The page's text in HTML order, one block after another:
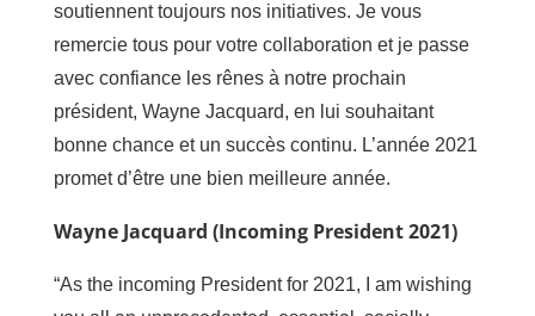
soutiennent toujours nos initiatives. Je vous
remercie tous pour votre collaboration et je passe
avec confiance les rênes à notre prochain
président, Wayne Jacquard, en lui souhaitant
bonne chance et un succès continu. L’année 2021
promet d’être une bien meilleure année.
Wayne Jacquard (Incoming President 2021)
“As the incoming President for 2021, I am wishing